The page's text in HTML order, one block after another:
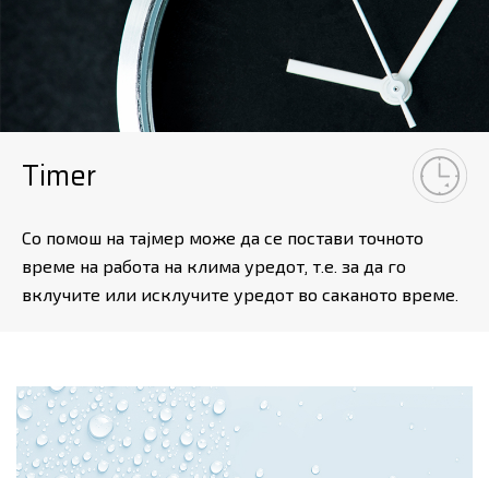
Timer
Со помош на тајмер може да се постави точното
време на работа на клима уредот, т.е. за да го
вклучите или исклучите уредот во саканото време.